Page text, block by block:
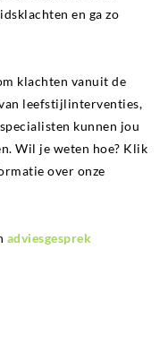
en ga zo
klachten vanuit de
leefstijlinterventies,
kunnen jou
Wil je weten hoe? Klik
over onze
adviesgesprek